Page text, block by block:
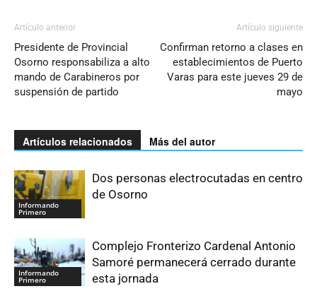
Artículo anterior
Presidente de Provincial
Osorno responsabiliza a alto
mando de Carabineros por
suspensión de partido
Artículo siguiente
Confirman retorno a clases en
establecimientos de Puerto
Varas para este jueves 29 de
mayo
Artículos relacionados Más del autor
Informando
Primero
Dos personas electrocutadas en centro
de Osorno
Informando
Primero
Complejo Fronterizo Cardenal Antonio
Samoré permanecerá cerrado durante
esta jornada